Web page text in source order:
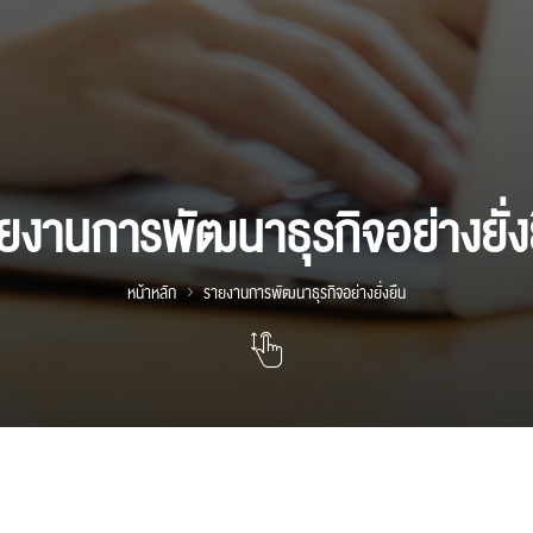
งานการพัฒนาธุรกิจอย่างยั่
หน้าหลัก รายงานการพัฒนาธุรกิจอย่างยั่งยืน